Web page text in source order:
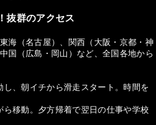
抜群のアクセス
海（名古屋）、関西（大阪・京都・神
国（広島・岡山）など、全国各地から
し、朝イチから滑走スタート。時間を
ら移動。夕方帰着で翌日の仕事や学校